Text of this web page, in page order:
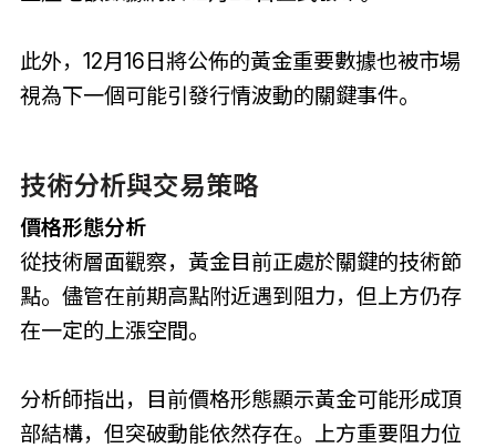
此外，12月16日將公佈的黃金重要數據也被市場
視為下一個可能引發行情波動的關鍵事件。
技術分析與交易策略
價格形態分析
從技術層面觀察，黃金目前正處於關鍵的技術節
點。儘管在前期高點附近遇到阻力，但上方仍存
在一定的上漲空間。
分析師指出，目前價格形態顯示黃金可能形成頂
部結構，但突破動能依然存在。上方重要阻力位